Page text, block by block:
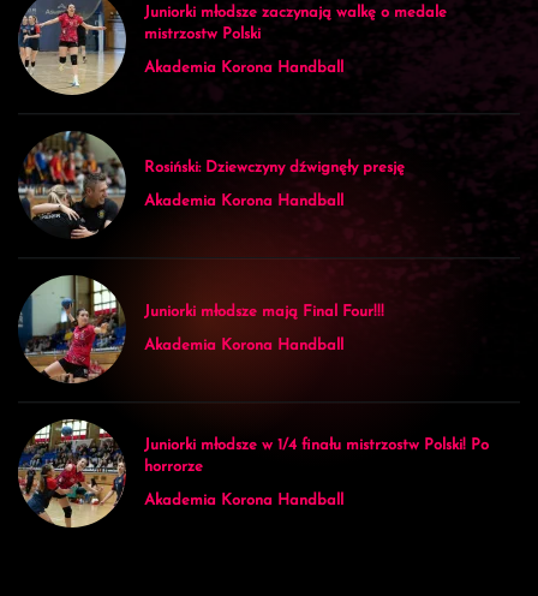
Juniorki młodsze zaczynają walkę o medale
mistrzostw Polski
Akademia Korona Handball
Rosiński: Dziewczyny dźwignęły presję
Akademia Korona Handball
Juniorki młodsze mają Final Four!!!
Akademia Korona Handball
Juniorki młodsze w 1/4 finału mistrzostw Polski! Po
horrorze
Akademia Korona Handball